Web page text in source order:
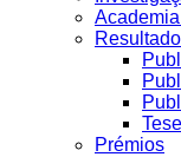
Prémios